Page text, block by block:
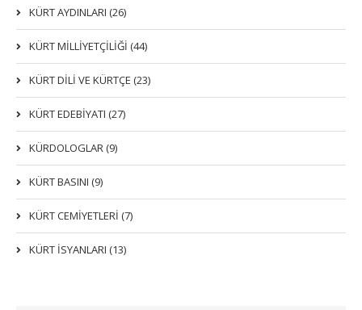
KÜRT AYDINLARI (26)
KÜRT MİLLİYETÇİLİĞİ (44)
KÜRT DİLİ VE KÜRTÇE (23)
KÜRT EDEBİYATI (27)
KÜRDOLOGLAR (9)
KÜRT BASINI (9)
KÜRT CEMİYETLERİ (7)
KÜRT İSYANLARI (13)